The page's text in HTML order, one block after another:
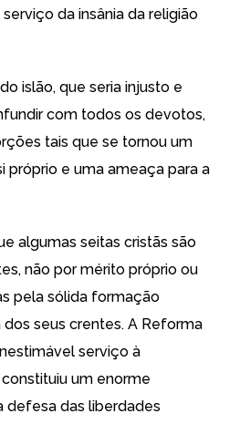
da insânia da religião
islão, que seria injusto e
com todos os devotos,
tais que se tornou um
próprio e uma ameaça para a
algumas seitas cristãs são
não por mérito próprio ou
pela sólida formação
seus crentes. A Reforma
serviço à
um enorme
defesa das liberdades